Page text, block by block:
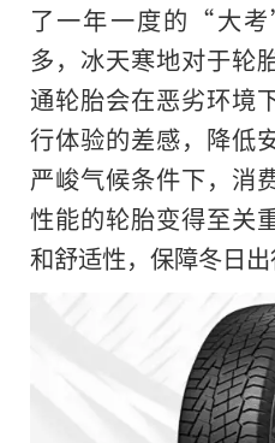
了一年一度的“大
多，冰天寒地对于轮
通轮胎会在恶劣环境
行体验的差感，降低
严峻气候条件下，消
性能的轮胎变得至关
和舒适性，保障冬日出